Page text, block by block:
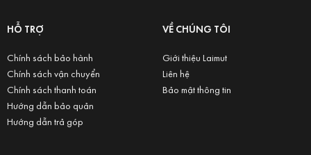
HỖ TRỢ
Chính sách bảo hành
Chính sách vận chuyển
Chính sách thanh toán
Hướng dẫn bảo quản
Hướng dẫn trả góp
VỀ CHÚNG TÔI
Giới thiệu Laimut
Liên hệ
Bảo mật thông tin